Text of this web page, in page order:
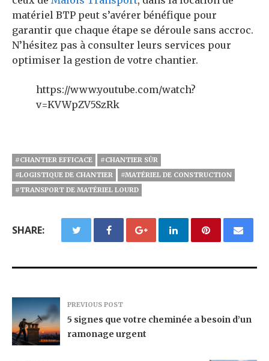
matériel BTP peut s’avérer bénéfique pour
garantir que chaque étape se déroule sans accroc.
N’hésitez pas à consulter leurs services pour
optimiser la gestion de votre chantier.
https://www.youtube.com/watch?
v=KVWpZV5SzRk
#CHANTIER EFFICACE
#CHANTIER SÛR
#LOGISTIQUE DE CHANTIER
#MATÉRIEL DE CONSTRUCTION
#TRANSPORT DE MATÉRIEL LOURD
SHARE:
PREVIOUS POST
5 signes que votre cheminée a besoin d’un
ramonage urgent